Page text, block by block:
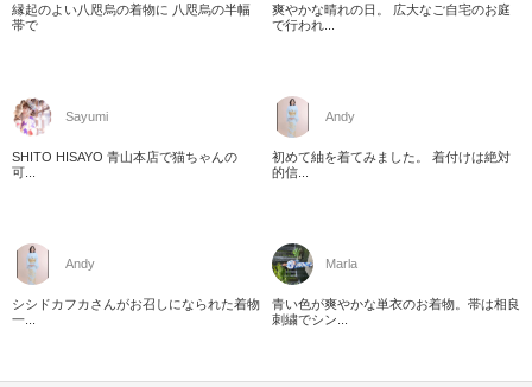
縁起のよい八咫烏の着物に 八咫烏の半幅
帯で
爽やかな晴れの日。 広大なご自宅のお庭
で行われ...
Sayumi
SHITO HISAYO 青山本店で猫ちゃんの
可...
Andy
初めて紬を着てみました。 着付けは絶対
的信...
Andy
シシドカフカさんがお召しになられた着物
一...
Marla
青い色が爽やかな単衣のお着物。帯は相良
刺繍でシン...